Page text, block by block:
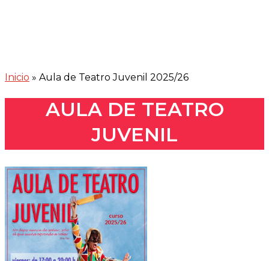
Inicio » Aula de Teatro Juvenil 2025/26
AULA DE TEATRO
JUVENIL